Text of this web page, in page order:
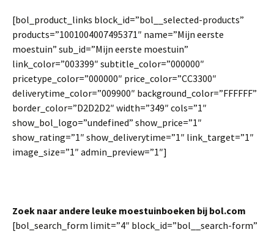
[bol_product_links block_id=”bol__selected-products”
products=”1001004007495371″ name=”Mijn eerste
moestuin” sub_id=”Mijn eerste moestuin”
link_color=”003399″ subtitle_color=”000000″
pricetype_color=”000000″ price_color=”CC3300″
deliverytime_color=”009900″ background_color=”FFFFFF”
border_color=”D2D2D2″ width=”349″ cols=”1″
show_bol_logo=”undefined” show_price=”1″
show_rating=”1″ show_deliverytime=”1″ link_target=”1″
image_size=”1″ admin_preview=”1″]
Zoek naar andere leuke moestuinboeken bij bol.com
[bol_search_form limit=”4″ block_id=”bol__search-form”